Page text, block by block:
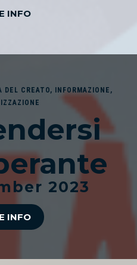
INFO
DEL CREATO, INFORMAZIONE ,
2023
INFO